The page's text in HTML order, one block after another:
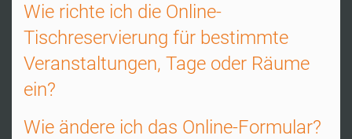
Wie richte ich die Online-
Tischreservierung für bestimmte
Veranstaltungen, Tage oder Räume
ein?
Wie ändere ich das Online-Formular?